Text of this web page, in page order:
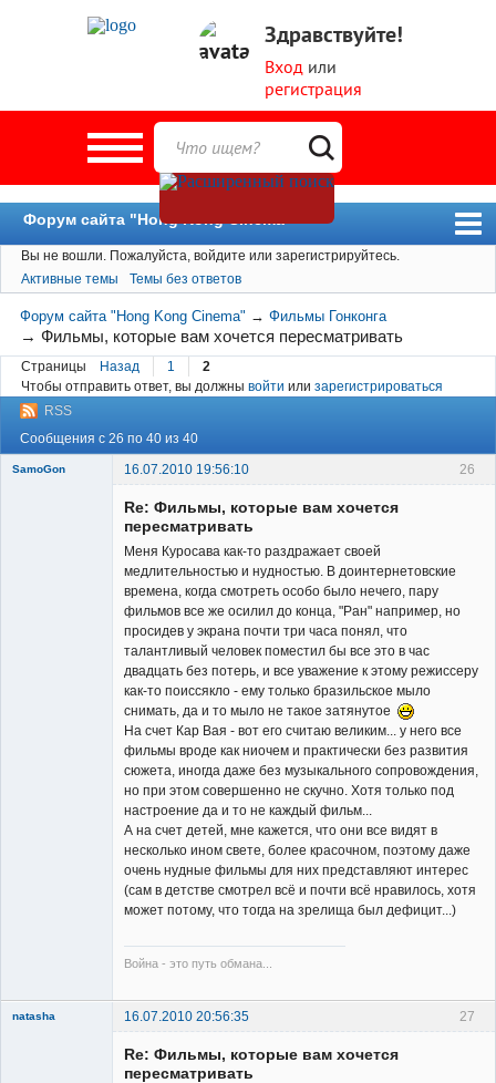
Здравствуйте!
Вход или
регистрация
Форум сайта "Hong Kong Cinema"
Форум
Новости
Пользователи
Поиск
Вы не вошли. Пожалуйста, войдите или зарегистрируйтесь.
Активные темы
Темы без ответов
Форум сайта "Hong Kong Cinema" →Фильмы Гонконга
→Фильмы, которые вам хочется пересматривать
Страницы Назад 1
2
Чтобы отправить ответ, вы должны войти или зарегистрироваться
RSS
Сообщения с 26 по 40 из 40
26
SamoGon 16.07.2010 19:56:10
Re: Фильмы, которые вам хочется
пересматривать
Меня Куросава как-то раздражает своей
медлительностью и нудностью. В доинтернетовские
времена, когда смотреть особо было нечего, пару
фильмов все же осилил до конца, "Ран" например, но
просидев у экрана почти три часа понял, что
талантливый человек поместил бы все это в час
двадцать без потерь, и все уважение к этому режиссеру
как-то поиссякло - ему только бразильское мыло
снимать, да и то мыло не такое затянутое
На счет Кар Вая - вот его считаю великим... у него все
фильмы вроде как ниочем и практически без развития
сюжета, иногда даже без музыкального сопровождения,
но при этом совершенно не скучно. Хотя только под
настроение да и то не каждый фильм...
А на счет детей, мне кажется, что они все видят в
несколько ином свете, более красочном, поэтому даже
очень нудные фильмы для них представляют интерес
(сам в детстве смотрел всё и почти всё нравилось, хотя
может потому, что тогда на зрелища был дефицит...)
Война - это путь обмана...
27
natasha 16.07.2010 20:56:35
Re: Фильмы, которые вам хочется
пересматривать